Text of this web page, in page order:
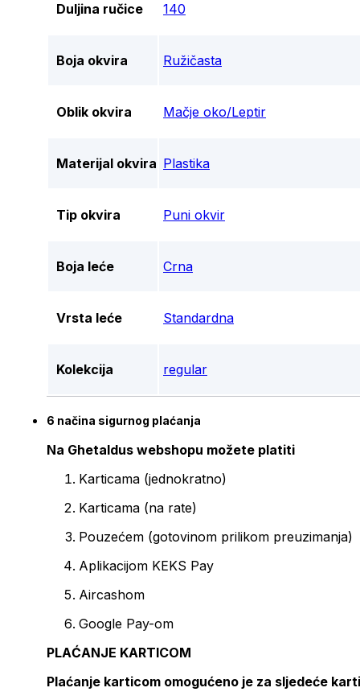
Duljina ručice 140
Boja okvira Ružičasta
Oblik okvira Mačje oko/Leptir
Materijal okvira Plastika
Tip okvira Puni okvir
Boja leće Crna
Vrsta leće Standardna
Kolekcija regular
6 načina sigurnog plaćanja
Na Ghetaldus webshopu možete platiti
Karticama (jednokratno)
Karticama (na rate)
Pouzećem (gotovinom prilikom preuzimanja)
Aplikacijom KEKS Pay
Aircashom
Google Pay-om
PLAĆANJE KARTICOM
Plaćanje karticom omogućeno je za sljedeće